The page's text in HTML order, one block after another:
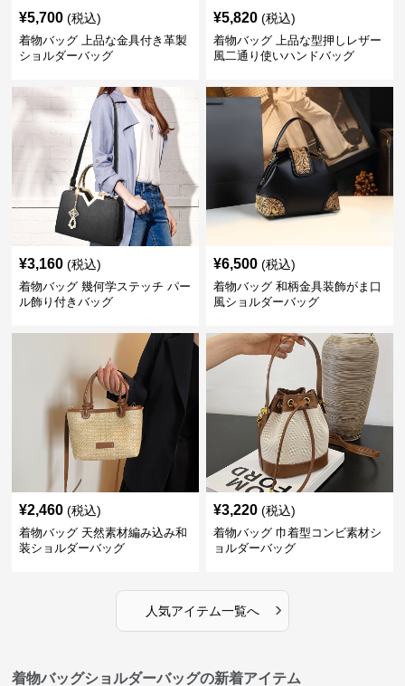
¥5,700 (税込)
着物バッグ 上品な金具付き革製
ショルダーバッグ
¥5,820 (税込)
着物バッグ 上品な型押しレザー
風二通り使いハンドバッグ
¥3,160 (税込)
着物バッグ 幾何学ステッチ パー
ル飾り付きバッグ
¥6,500 (税込)
着物バッグ 和柄金具装飾がま口
風ショルダーバッグ
¥2,460 (税込)
着物バッグ 天然素材編み込み和
装ショルダーバッグ
¥3,220 (税込)
着物バッグ 巾着型コンビ素材シ
ョルダーバッグ
人気アイテム一覧へ ›
着物バッグショルダーバッグの新着アイテム